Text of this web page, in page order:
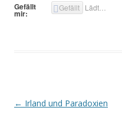
Gefällt
mir:
Gefällt Lädt…
Artikel-Navigation
← Irland und Paradoxien